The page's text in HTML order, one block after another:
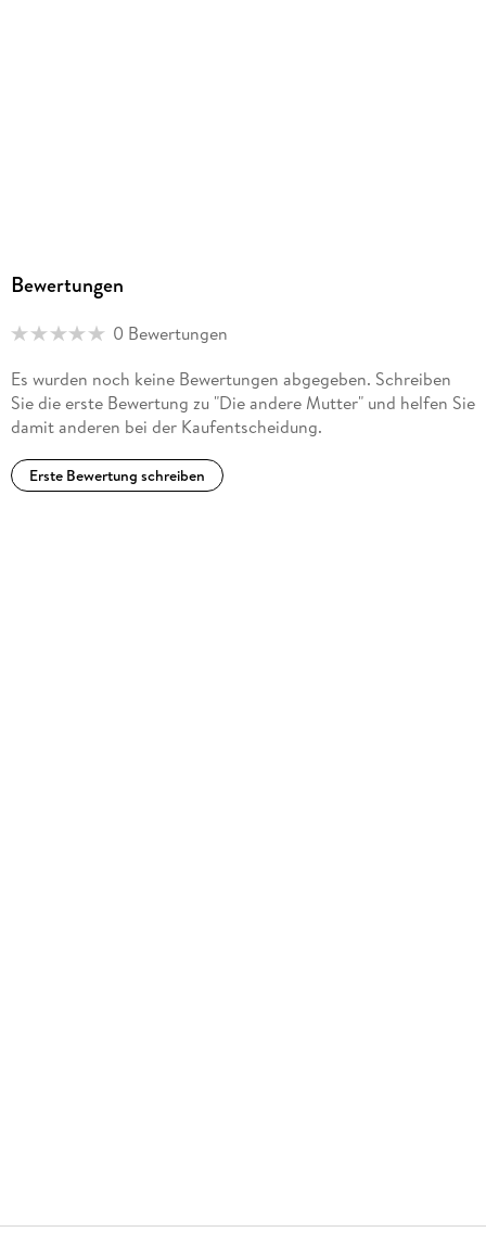
Bewertungen
0 Bewertungen
Es wurden noch keine Bewertungen abgegeben. Schreiben
Sie die erste Bewertung zu "Die andere Mutter" und helfen Sie
damit anderen bei der Kaufentscheidung.
Erste Bewertung schreiben